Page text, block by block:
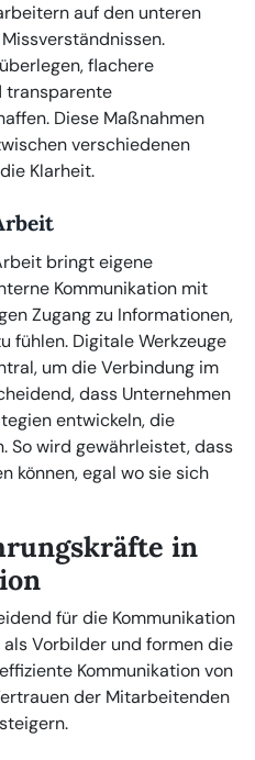
auf den unteren
flachere
transparente
Diese Maßnahmen
verschiedenen
Klarheit.
bringt eigene
Kommunikation mit
Zugang zu Informationen,
fühlen. Digitale Werkzeuge
um die Verbindung im
dass Unternehmen
entwickeln, die
So wird gewährleistet, dass
können, egal wo sie sich
in
für die Kommunikation
als Vorbilder und formen die
Kommunikation von
der Mitarbeitenden